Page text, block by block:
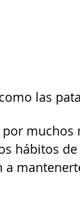
las
hábitos